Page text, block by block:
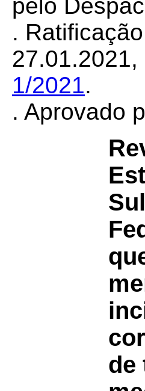
pelo
.
1/2021.
. Aprovado
de